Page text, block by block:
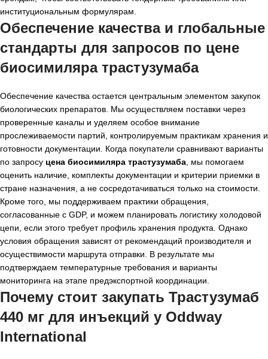
институциональным формулярам.
Обеспечение качества и глобальные
стандарты для запросов по цене
биосимиляра трастузумаба
Обеспечение качества остается центральным элементом закупок
биологических препаратов. Мы осуществляем поставки через
проверенные каналы и уделяем особое внимание
прослеживаемости партий, контролируемым практикам хранения и
готовности документации. Когда покупатели сравнивают варианты
по запросу цена биосимиляра трастузумаба , мы помогаем
оценить наличие, комплекты документации и критерии приемки в
стране назначения, а не сосредотачиваться только на стоимости.
Кроме того, мы поддерживаем практики обращения,
согласованные с GDP, и можем планировать логистику холодовой
цепи, если этого требует профиль хранения продукта. Однако
условия обращения зависят от рекомендаций производителя и
осуществимости маршрута отправки. В результате мы
подтверждаем температурные требования и варианты
мониторинга на этапе предэкспортной координации.
Почему стоит закупать Трастузумаб
440 мг для инъекций у Oddway
International